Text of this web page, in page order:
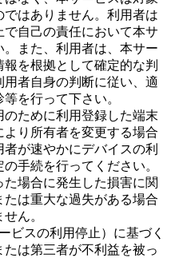
はありません。利用者は
自己の責任において本サ
また、利用者は、本サー
を根拠として確定的な判
者自身の判断に従い、適
を行って下さい。
ために利用登録した端末
り所有者を変更する場合
が速やかにデバイスの利
手続を行ってください。
場合に発生した損害に関
は重大な過失がある場合
ん。
ビスの利用停止）に基づく
は第三者が不利益を被っ